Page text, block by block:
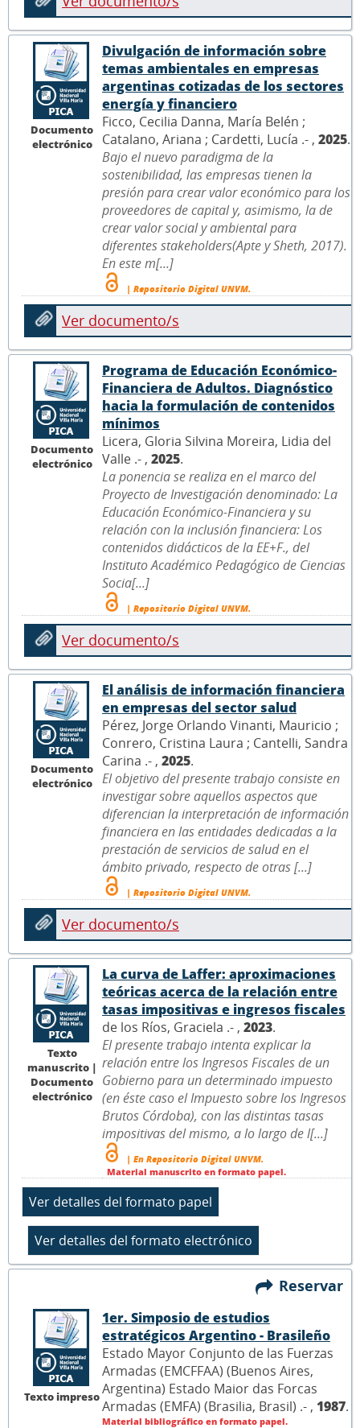
Documento
electrónico
Divulgación de información sobre
temas ambientales en empresas
argentinas cotizadas de los sectores
energía y financiero
Ficco, Cecilia Danna, María Belén ;
Catalano, Ariana ; Cardetti, Lucía .- , 2025.
Bajo el nuevo paradigma de la
sostenibilidad, las empresas tienen la
presión para crear valor económico para los
proveedores de capital y, asimismo, la de
crear valor social y ambiental para
diferentes stakeholders(Apte y Sheth, 2017).
En este m[...]
| Repositorio Digital UNVM.
Ver documento/s
Documento
electrónico
Programa de Educación Económico-
Financiera de Adultos. Diagnóstico
hacia la formulación de contenidos
mínimos
Licera, Gloria Silvina Moreira, Lidia del
Valle .- , 2025.
La ponencia se realiza en el marco del
Proyecto de Investigación denominado: La
Educación Económico-Financiera y su
relación con la inclusión financiera: Los
contenidos didácticos de la EE+F., del
Instituto Académico Pedagógico de Ciencias
Socia[...]
| Repositorio Digital UNVM.
Ver documento/s
Documento
electrónico
El análisis de información financiera
en empresas del sector salud
Pérez, Jorge Orlando Vinanti, Mauricio ;
Conrero, Cristina Laura ; Cantelli, Sandra
Carina .- , 2025.
El objetivo del presente trabajo consiste en
investigar sobre aquellos aspectos que
diferencian la interpretación de información
financiera en las entidades dedicadas a la
prestación de servicios de salud en el
ámbito privado, respecto de otras [...]
| Repositorio Digital UNVM.
Ver documento/s
Texto
manuscrito |
Documento
electrónico
La curva de Laffer: aproximaciones
teóricas acerca de la relación entre
tasas impositivas e ingresos fiscales
de los Ríos, Graciela .- , 2023.
El presente trabajo intenta explicar la
relación entre los Ingresos Fiscales de un
Gobierno para un determinado impuesto
(en éste caso el Impuesto sobre los Ingresos
Brutos Córdoba), con las distintas tasas
impositivas del mismo, a lo largo de l[...]
| En Repositorio Digital UNVM.
Material manuscrito en formato papel.
Reservar
Texto impreso
1er. Simposio de estudios
estratégicos Argentino - Brasileño
Estado Mayor Conjunto de las Fuerzas
Armadas (EMCFFAA) (Buenos Aires,
Argentina) Estado Maior das Forcas
Armadas (EMFA) (Brasilia, Brasil) .- , 1987.
Material bibliográfico en formato papel.